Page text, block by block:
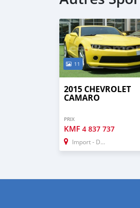
11
2015 CHEVROLET
CAMARO
PRIX
KMF 4 837 737
Import - Dubai